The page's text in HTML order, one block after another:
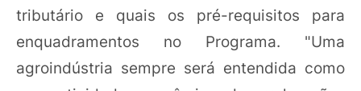
tributário e quais os pré-requisitos para
enquadramentos no Programa. "Uma
agroindústria sempre será entendida como